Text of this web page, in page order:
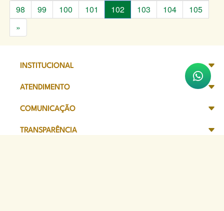
98
99 100 101 102 103 104
105
»
INSTITUCIONAL
ATENDIMENTO
COMUNICAÇÃO
TRANSPARÊNCIA